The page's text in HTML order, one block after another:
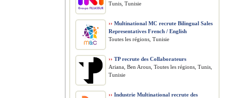
Tunis, Tunisie
›› Multinational MC recrute Bilingual Sales
Representatives French / English
Toutes les régions, Tunisie
›› TP recrute des Collaborateurs
Ariana, Ben Arous, Toutes les régions, Tunis,
Tunisie
›› Industrie Multinational recrute des